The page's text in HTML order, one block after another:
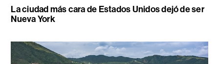
La ciudad más cara de Estados Unidos dejó de ser
Nueva York